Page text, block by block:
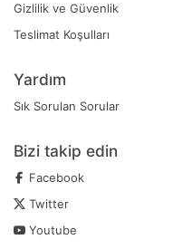
Gizlilik ve Güvenlik
Teslimat Koşulları
Yardım
Sık Sorulan Sorular
Bizi takip edin
Facebook
Twitter
Youtube